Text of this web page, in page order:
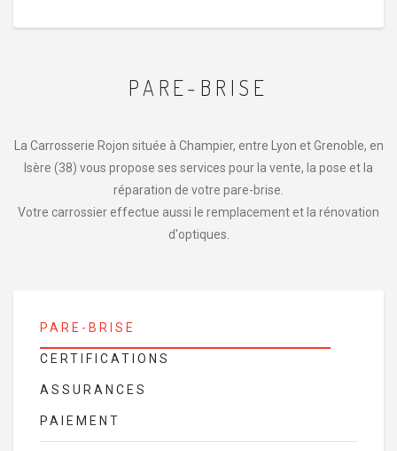
PARE-BRISE
La Carrosserie Rojon située à Champier, entre Lyon et Grenoble, en
Isère (38) vous propose ses services pour la vente, la pose et la
réparation de votre pare-brise.
Votre carrossier effectue aussi le remplacement et la rénovation
d'optiques.
PARE-BRISE
CERTIFICATIONS
ASSURANCES
PAIEMENT